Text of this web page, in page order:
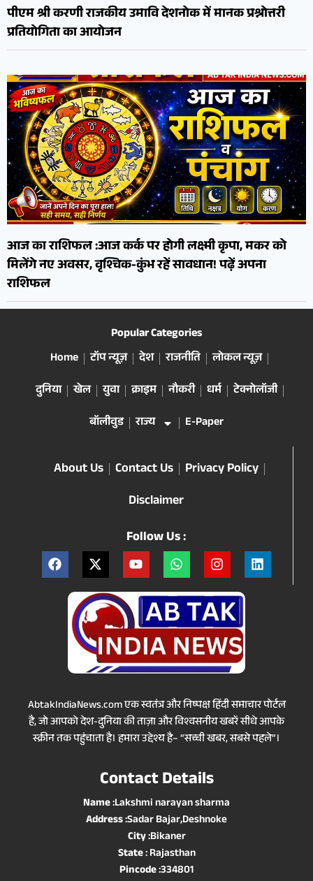
पीएम श्री करणी राजकीय उमावि देशनोक में मानक प्रश्नोत्तरी
प्रतियोगिता का आयोजन
आज का राशिफल :आज कर्क पर होगी लक्ष्मी कृपा, मकर को
मिलेंगे नए अवसर, वृश्चिक-कुंभ रहें सावधान! पढ़ें अपना
राशिफल
Popular Categories
Home
टॉप न्यूज़ देश राजनीति
लोकल न्यूज़
दुनिया
खेल युवा क्राइम नौकरी धर्म
टेक्नोलॉजी
बॉलीवुड
राज्य E-Paper
About Us Contact Us
Privacy Policy
Disclaimer
Follow Us :
AbtakIndiaNews.com एक स्वतंत्र और निष्पक्ष हिंदी समाचार पोर्टल
है, जो आपको देश-दुनिया की ताज़ा और विश्वसनीय खबरें सीधे आपके
स्क्रीन तक पहुंचाता है। हमारा उद्देश्य है– “सच्ची खबर, सबसे पहले”।
Contact Details
Name:Lakshmi narayan sharma
Address:Sadar Bajar,Deshnoke
City:Bikaner
State: Rajasthan
Pincode:334801